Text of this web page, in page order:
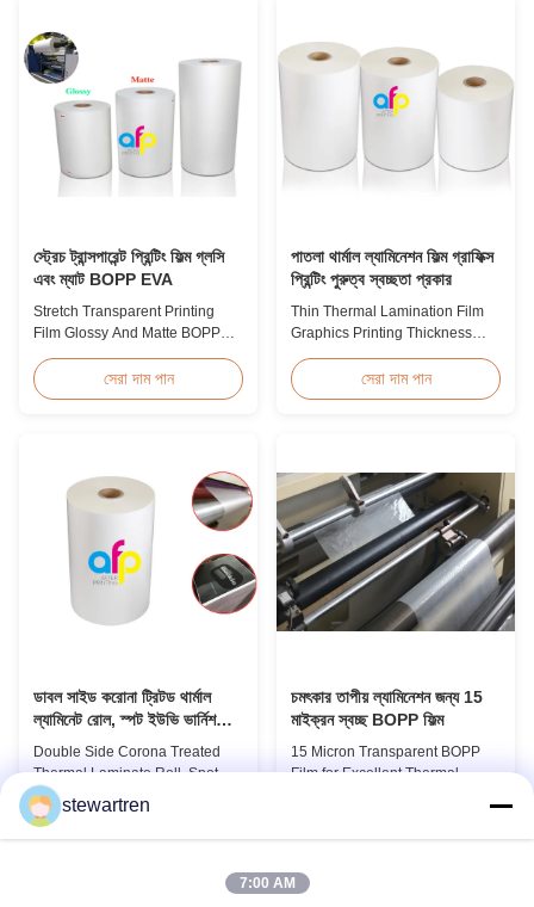
rolls, we have been producing
high-quality products since
2008. We utilize 8 ...
42dynes Excellent Performance
at UV Spot and Hot Stamping!
FDA PASSED What is BOPP ...
স্ট্রেচ ট্রান্সপারেন্ট প্রিন্টিং ফিল্ম গ্লসি
এবং ম্যাট BOPP EVA
Stretch Transparent Printing
Film Glossy And Matte BOPP
toxic, pollution-free, high
transparency and gloss, low
product is mainly used for the
composition of printing, bag
সেরা দাম পান
পাতলা থার্মাল ল্যামিনেশন ফিল্ম গ্রাফিক্স
প্রিন্টিং পুরুত্ব স্বচ্ছতা প্রকার
Thin Thermal Lamination Film
Graphics Printing Thickness
Overview Soft thin plastic film
thermal lamination film
lamination film enhances
printed materials with superior
gloss, elegant appearance...
সেরা দাম পান
ডাবল সাইড করোনা ট্রিটড থার্মাল
ল্যামিনেট রোল, স্পট ইউভি ভার্নিশ
থার্মাল ফিল্ম
Double Side Corona Treated
Thermal Laminate Roll, Spot UV
Varnish Thermal Film Product
Overview Double Sides Corona
Treated Thermal Lamination
optimal performance with Spot
চমৎকার তাপীয় ল্যামিনেশন জন্য 15
মাইক্রন স্বচ্ছ BOPP ফিল্ম
15 Micron Transparent BOPP
Film for Excellent Thermal
Lamination Film is designed to
appearance of printed materials.
stewartren
7:00 AM